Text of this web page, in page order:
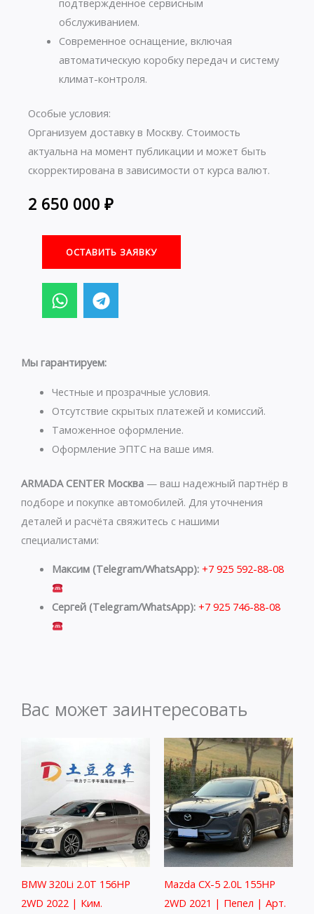
подтвержденное сервисным
обслуживанием.
Современное оснащение, включая
автоматическую коробку передач и систему
климат-контроля.
Особые условия:
Организуем доставку в Москву. Стоимость
актуальна на момент публикации и может быть
скорректирована в зависимости от курса валют.
2 650 000 ₽
ОСТАВИТЬ ЗАЯВКУ
W
h
a
s
p
p
T
e
l
g
a
m
Мы гарантируем:
Честные и прозрачные условия.
Отсутствие скрытых платежей и комиссий.
Таможенное оформление.
Оформление ЭПТС на ваше имя.
ARMADA CENTER Москва — ваш надежный партнёр в
подборе и покупке автомобилей. Для уточнения
деталей и расчёта свяжитесь с нашими
специалистами:
Максим (Telegram/WhatsApp): +7 925 592-88-08
Сергей (Telegram/WhatsApp): +7 925 746-88-08
Вас может заинтересовать
BMW 320Li 2.0T 156HP
2WD 2022 | Ким.
Mazda CX-5 2.0L 155HP
2WD 2021 | Пепел | Арт.